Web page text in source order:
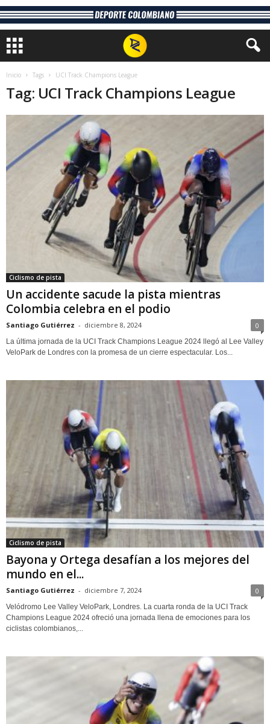
Inicio Tags UCI Track Champions League
Tag: UCI Track Champions League
Ciclismo de pista
Un accidente sacude la pista mientras
Colombia celebra en el podio
Santiago Gutiérrez - diciembre 8, 2024 0
La última jornada de la UCI Track Champions League 2024 llegó al Lee Valley
VeloPark de Londres con la promesa de un cierre espectacular. Los...
Ciclismo de pista
Bayona y Ortega desafían a los mejores del
mundo en el...
Santiago Gutiérrez - diciembre 7, 2024 0
Velódromo Lee Valley VeloPark, Londres. La cuarta ronda de la UCI Track
Champions League 2024 ofreció una jornada llena de emociones para los
ciclistas colombianos,...